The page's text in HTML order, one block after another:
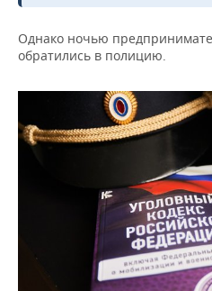
ХОККЕЙ С МЯЧОМ
ПРОИСШЕСТВИЯ
Однако ночью
обратились в полицию.